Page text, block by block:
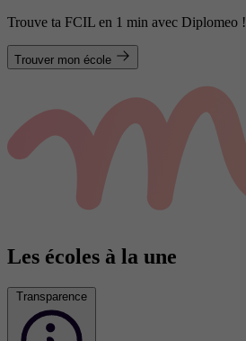
Trouve ta FCIL en 1 min avec Diplomeo !
Trouver mon école
Les écoles à la une
Transparence